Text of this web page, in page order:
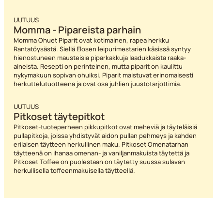
UUTUUS
Momma - Pipareista parhain
Momma Ohuet Piparit ovat kotimainen, rapea herkku
Rantatöysästä. Siellä Elosen leipurimestarien käsissä syntyy
hienostuneen mausteisia piparkakkuja laadukkaista raaka-
aineista. Resepti on perinteinen, mutta piparit on kaulittu
nykymakuun sopivan ohuiksi. Piparit maistuvat erinomaisesti
herkuttelutuotteena ja ovat osa juhlien juustotarjottimia.
UUTUUS
Pitkoset täytepitkot
Pitkoset-tuoteperheen pikkupitkot ovat meheviä ja täyteläisiä
pullapitkoja, joissa yhdistyvät aidon pullan pehmeys ja kahden
erilaisen täytteen herkullinen maku. Pitkoset Omenatarhan
täytteenä on ihanaa omenan- ja vaniljanmakuista täytettä ja
Pitkoset Toffee on puolestaan on täytetty suussa sulavan
herkullisella toffeenmakuisella täytteellä.